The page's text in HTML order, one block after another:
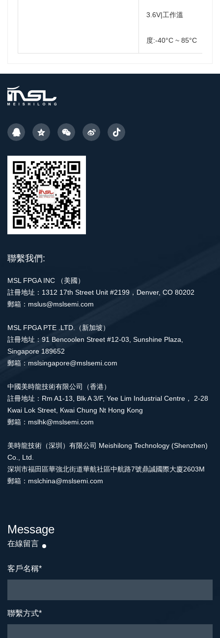
3.6V|工作溫
度:-40°C ~ 85°C
聯繫我們:
MSL FPGA INC （美國）
註冊地址：1312 17th Street Unit #2199，Denver, CO 80202
郵箱：mslus@mslsemi.com
MSL FPGA PTE .LTD.（新加坡）
註冊地址：91 Bencoolen Street #12-03, Sunshine Plaza,
Singapore 189652
郵箱：mslsingapore@mslsemi.com
中國美時龍技術有限公司（香港）
註冊地址：Rm A1-13, Blk A 3/F, Yee Lim Industrial Centre， 2-28
Kwai Lok Street, Kwai Chung Nt Hong Kong
郵箱：mslhk@mslsemi.com
美時龍技術（深圳）有限公司 Meishilong Technology (Shenzhen)
Co., Ltd.
深圳市福田區華強北街道華航社區中航路7號鼎誠國際大廈2603M
郵箱：mslchina@mslsemi.com
Message
在線留言
客戶名稱*
聯繫方式*